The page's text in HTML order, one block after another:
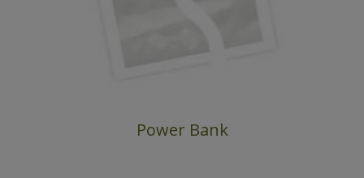
Power Bank